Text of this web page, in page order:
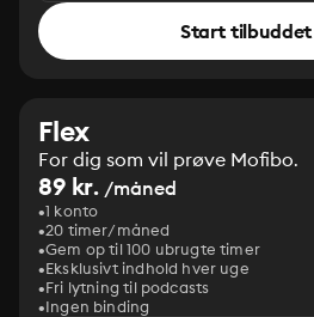
Start tilbuddet
Flex
For dig som vil prøve Mofibo.
89 kr. /måned
1 konto
20 timer/måned
Gem op til 100 ubrugte timer
Eksklusivt indhold hver uge
Fri lytning til podcasts
Ingen binding